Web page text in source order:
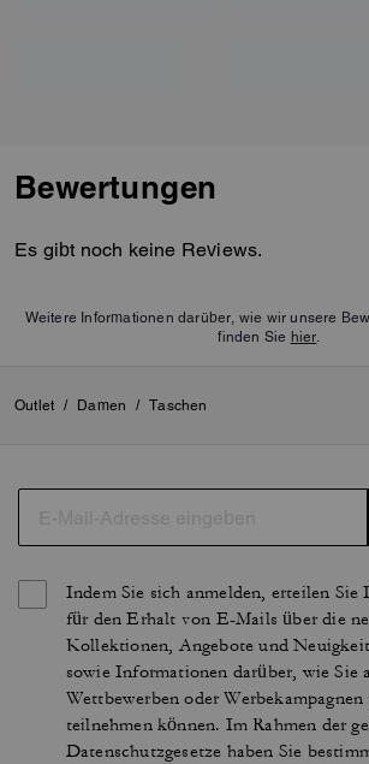
Bewertungen
Es gibt noch keine Reviews.
Weitere Informationen darüber, wie wir unsere
finden Sie hier.
Outlet / Damen / Taschen
Indem Sie sich anmelden, erteilen
für den Erhalt von E-Mails über die
Kollektionen, Angebote und
sowie Informationen darüber, wie Sie
Wettbewerben oder
teilnehmen können. Im Rahmen der
Datenschutzgesetze haben Sie